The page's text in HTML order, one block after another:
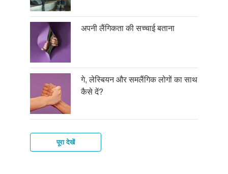
अपनी लैंगिकता की सच्चाई बताना
गे, लेस्बियन और समलैंगिक लोगों का साथ
कैसे दें?
पूरा देखें